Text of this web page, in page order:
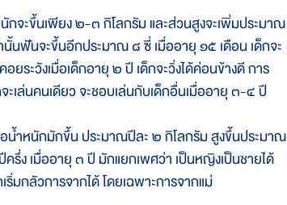
ะขึ้นเพียง ๒-๓ กิโลกรัม และส่วนสูงจะเพิ่มประมาณ
นฟันจะขึ้นอีกประมาณ ๘ ซี่ เมื่ออายุ ๑๕ เดือน เด็กจะ
อยระวังเมื่อเด็กอายุ ๒ ปี เด็กจะวิ่งได้ค่อนข้างดี การ
เล่นคนเดียว จะชอบเล่นกับเด็กอื่นเมื่ออายุ ๓-๔ ปี
ำหนักมักขึ้น ประมาณปีละ ๒ กิโลกรัม สูงขึ้นประมาณ
ง เมื่ออายุ ๓ ปี มักแยกเพศว่า เป็นหญิงเป็นชายได้
ริ่มกลัวการจากได้ โดยเฉพาะการจากแม่